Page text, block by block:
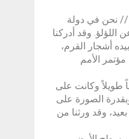
// نحن في دولة
اللؤلؤ. وقد أدركنا
أشجار القرم،
الأمم
طويلاً وكانت على
الصورة على
وقد ورثنا من